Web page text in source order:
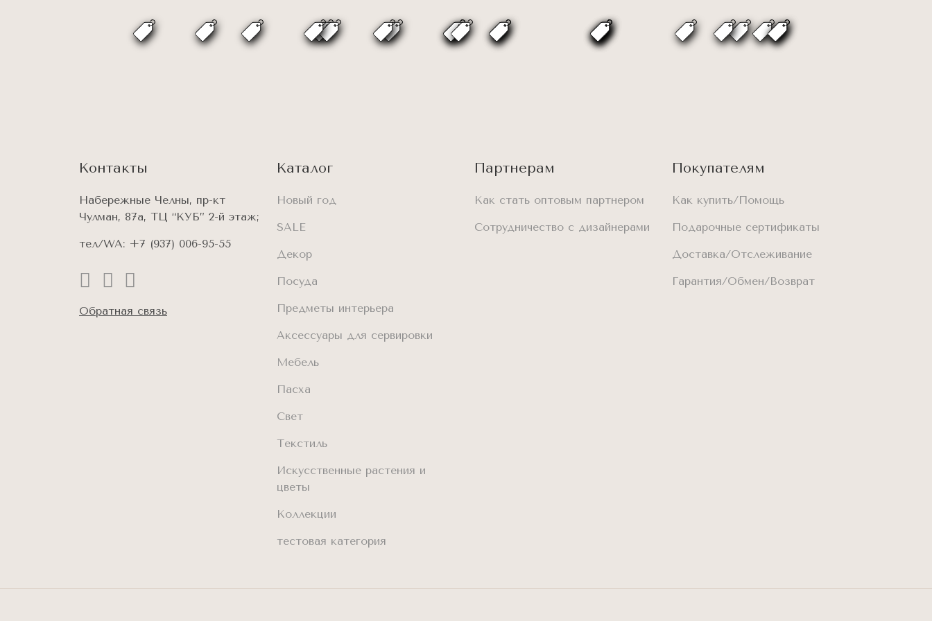
Контакты
Набережные Челны, пр-кт
Чулман, 87а, ТЦ “КУБ” 2-й этаж;
тел/WA: +7 (937) 006-95-55
Обратная связь
Каталог
Новый год
SALE
Декор
Посуда
Предметы интерьера
Аксессуары для сервировки
Мебель
Пасха
Свет
Текстиль
Искусственные растения и
цветы
Коллекции
тестовая категория
Партнерам
Как стать оптовым партнером
Сотрудничество с дизайнерами
Покупателям
Как купить/Помощь
Подарочные сертификаты
Доставка/Отслеживание
Гарантия/Обмен/Возврат